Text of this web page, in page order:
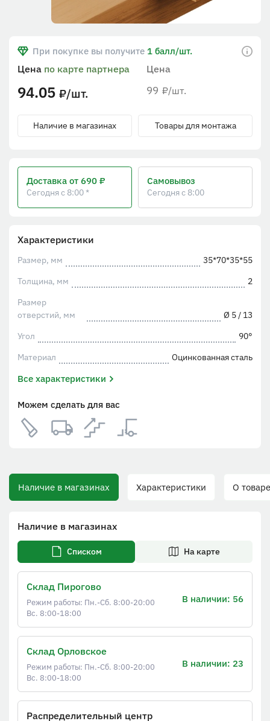
Характеристики
Размер, мм
35*70*35*55
Толщина, мм
2
Размер
отверстий, мм
Ø 5 / 13
Угол
90°
Материал
Оцинкованная сталь
Все характеристики
Можем сделать для вас
При покупке вы получите 1 балл/шт.
Цена
99 ₽/шт.
Цена по карте партнера
94.05 ₽/шт.
Наличие в магазинах Товары для монтажа
Доставка от 690 ₽
Сегодня с 8:00 *
Самовывоз
Сегодня с 8:00
Наличие в магазинах Характеристики О товаре
Наличие в магазинах
Списком На карте
Склад Пирогово
Режим работы: Пн.-Сб. 8:00-20:00
Вс. 8:00-18:00
В наличии: 56
Склад Орловское
Режим работы: Пн.-Сб. 8:00-20:00
Вс. 8:00-18:00
В наличии: 23
Распределительный центр